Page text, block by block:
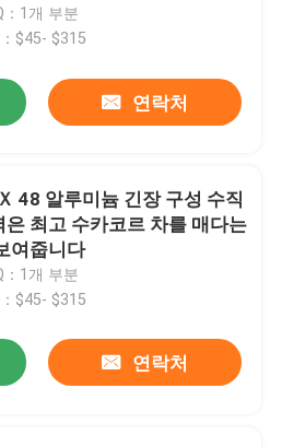
：1개 부분
$45- $315
연락처
48 알루미늄 긴장 구성 수직
차를 매다는
여줍니다
：1개 부분
$45- $315
연락처